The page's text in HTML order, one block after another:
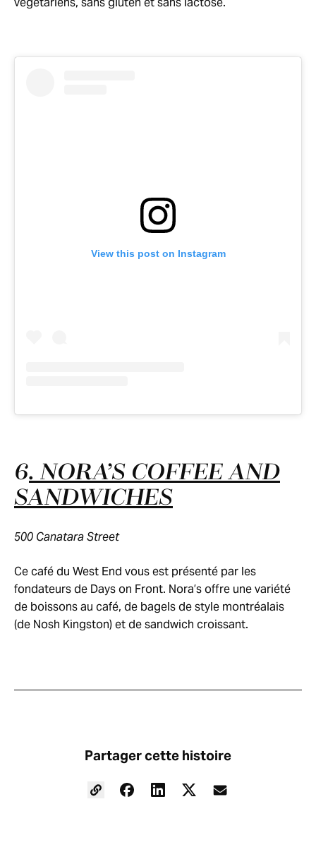
View this post on Instagram
6. NORA’S COFFEE AND
SANDWICHES
500 Canatara Street
Ce café du West End vous est présenté par les
fondateurs de Days on Front. Nora’s offre une variété
de boissons au café, de bagels de style montréalais
(de Nosh Kingston) et de sandwich croissant.
Partager cette histoire